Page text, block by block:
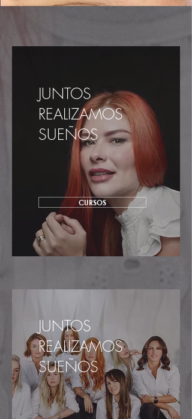
JUNTOS
REALIZAMOS
SUEÑOS
CURSOS
JUNTOS
REALIZAMOS
SUEÑOS